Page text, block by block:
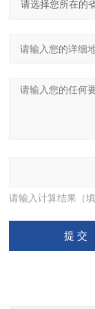
请输入计算结果（